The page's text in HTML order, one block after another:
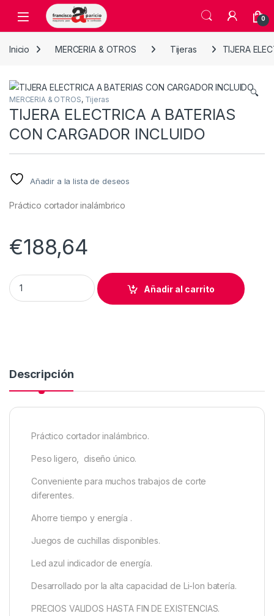
Skip to navigation
Skip to content
Open 0
Inicio MERCERIA & OTROS Tijeras TIJERA
🔍
MERCERIA & OTROS, Tijeras
TIJERA ELECTRICA A BATERIAS
CON CARGADOR INCLUIDO
Añadir a la lista de deseos
Práctico cortador inalámbrico
€188,64
TIJERA ELECTRICA A BATERIAS CON CARGADOR INCLUIDO
Añadir al carrito
Descripción
Práctico cortador inalámbrico.
Peso ligero, diseño único.
Conveniente para muchos trabajos de corte
diferentes.
Ahorre tiempo y energía .
Juegos de cuchillas disponibles.
Led azul indicador de energía.
Desarrollado por la alta capacidad de Li-lon batería.
PRECIOS VALIDOS HASTA FIN DE EXISTENCIAS.